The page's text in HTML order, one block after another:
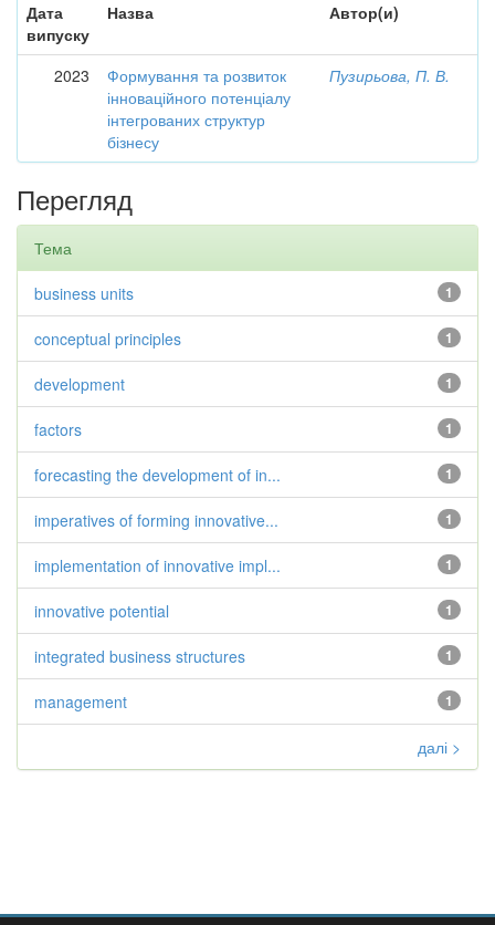
Дата
випуску
Назва Автор(и)
2023
Формування та розвиток
інноваційного потенціалу
інтегрованих структур
бізнесу
Пузирьова, П. В.
Перегляд
Тема
1
business units
1
conceptual principles
1
development
1
factors
1
forecasting the development of in...
1
imperatives of forming innovative...
1
implementation of innovative impl...
1
innovative potential
1
integrated business structures
1
management
далі >